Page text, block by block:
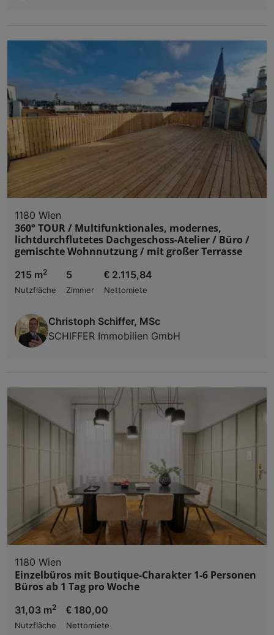
1180 Wien
360° TOUR / Multifunktionales, modernes,
lichtdurchflutetes Dachgeschoss-Atelier / Büro /
gemischte Wohnnutzung / mit großer Terrasse
215 m2
Nutzfläche
5
Zimmer
€ 2.115,84
Nettomiete
Christoph Schiffer, MSc
SCHIFFER Immobilien GmbH
1180 Wien
Einzelbüros mit Boutique-Charakter 1-6 Personen
Büros ab 1 Tag pro Woche
31,03 m2
Nutzfläche
€ 180,00
Nettomiete